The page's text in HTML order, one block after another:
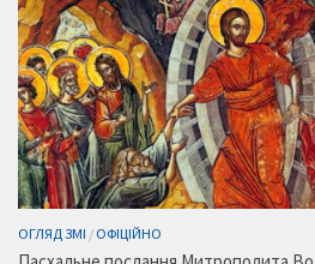
ОГЛЯД ЗМІ / ОФІЦІЙНО